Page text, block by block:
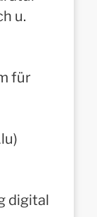
u.
für
digital